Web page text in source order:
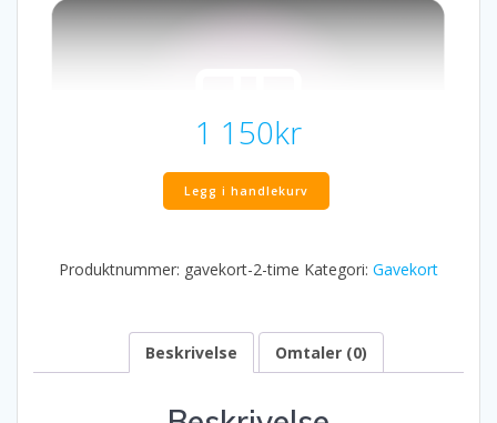
1 150kr
Legg i handlekurv
Produktnummer: gavekort-2-time Kategori: Gavekort
Beskrivelse Omtaler (0)